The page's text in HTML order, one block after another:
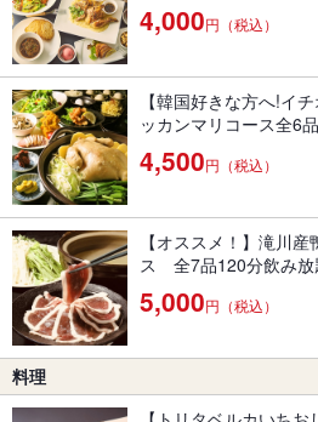
4,000円（税込）
【韓国好きな方へ!イ
ッカンマリコース全6
4,500円（税込）
【オススメ！】滝川
ス 全7品120分飲み放
5,000円（税込）
料理